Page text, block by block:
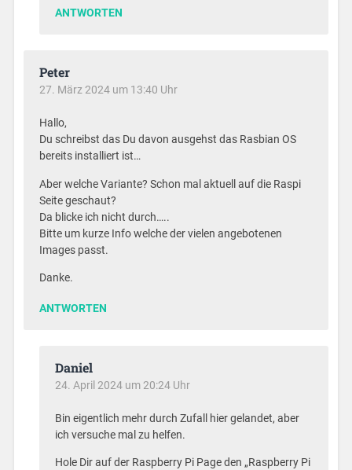
ANTWORTEN
Peter
27. März 2024 um 13:40 Uhr
Hallo,
Du schreibst das Du davon ausgehst das Rasbian OS
bereits installiert ist…
Aber welche Variante? Schon mal aktuell auf die Raspi
Seite geschaut?
Da blicke ich nicht durch…..
Bitte um kurze Info welche der vielen angebotenen
Images passt.
Danke.
ANTWORTEN
Daniel
24. April 2024 um 20:24 Uhr
Bin eigentlich mehr durch Zufall hier gelandet, aber
ich versuche mal zu helfen.
Hole Dir auf der Raspberry Pi Page den „Raspberry Pi